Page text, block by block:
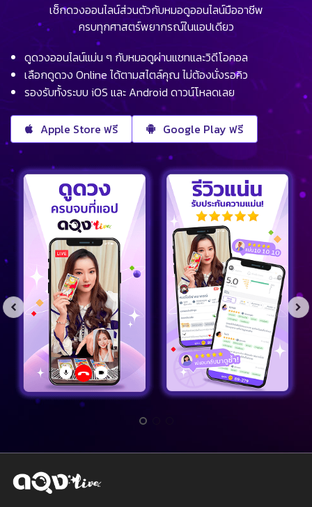
เช็กดวงออนไลน์ส่วนตัวกับหมอดูออนไลน์มืออาชีพ
ครบทุกศาสตร์พยากรณ์ในแอปเดียว
ดูดวงออนไลน์แม่น ๆ กับหมอดูผ่านแชทและวิดีโอคอล
เลือกดูดวง Online ได้ตามสไตล์คุณ ไม่ต้องนั่งรอคิว
รองรับทั้งระบบ iOS และ Android ดาวน์โหลดเลย
Apple Store ฟรี Google Play ฟรี